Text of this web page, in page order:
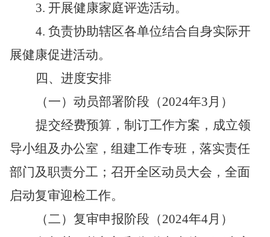
3. 开展健康家庭评选活动。
4. 负责协助辖区各单位结合自身实际开
展健康促进活动。
四、进度安排
（一）动员部署阶段（2024年3月）
提交经费预算，制订工作方案，成立领
导小组及办公室，组建工作专班，落实责任
部门及职责分工；召开全区动员大会，全面
启动复审迎检工作。
（二）复审申报阶段（2024年4月）